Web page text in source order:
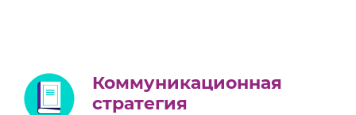
Коммуникационная
стратегия